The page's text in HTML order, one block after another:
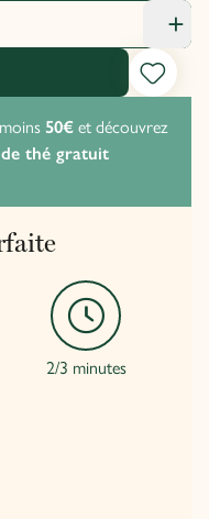
50€et découvrez
thé gratuit
2/3 minutes